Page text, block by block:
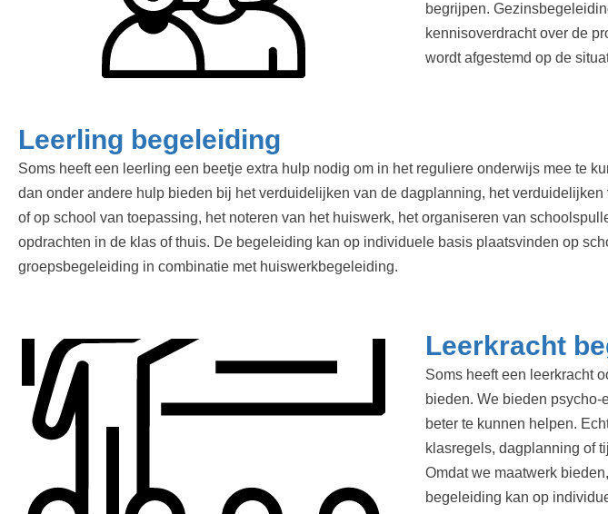
begrijpen.
kennisoverdracht over de
wordt afgestemd op de
Leerling begeleiding
Soms heeft een leerling een beetje extra hulp nodig om in het reguliere onderwijs mee te
dan onder andere hulp bieden bij het verduidelijken van de dagplanning, het
of op school van toepassing, het noteren van het huiswerk, het organiseren van
opdrachten in de klas of thuis. De begeleiding kan op individuele basis plaatsvinden op
groepsbegeleiding in combinatie met huiswerkbegeleiding.
Leerkracht
Soms heeft een leerkracht
bieden. We bieden
beter te kunnen helpen.
klasregels, dagplanning of
Omdat we maatwerk
begeleiding kan op